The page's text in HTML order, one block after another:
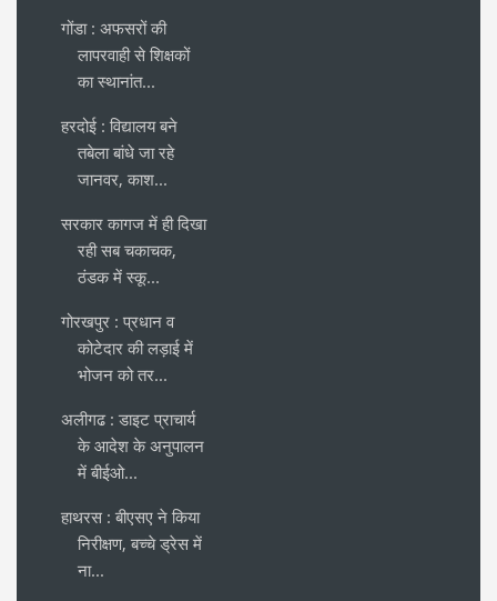
गोंडा : अफसरों की
लापरवाही से शिक्षकों
का स्थानांत...
हरदोई : विद्यालय बने
तबेला बांधे जा रहे
जानवर, काश...
सरकार कागज में ही दिखा
रही सब चकाचक,
ठंडक में स्कू...
गोरखपुर : प्रधान व
कोटेदार की लड़ाई में
भोजन को तर...
अलीगढ : डाइट प्राचार्य
के आदेश के अनुपालन
में बीईओ...
हाथरस : बीएसए ने किया
निरीक्षण, बच्चे ड्रेस में
ना...